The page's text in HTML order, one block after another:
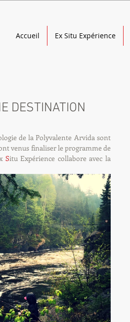
Accueil Ex Situ Expérience
DESTINATION
de la Polyvalente Arvida sont
venus finaliser le programme de
Situ Expérience collabore avec la